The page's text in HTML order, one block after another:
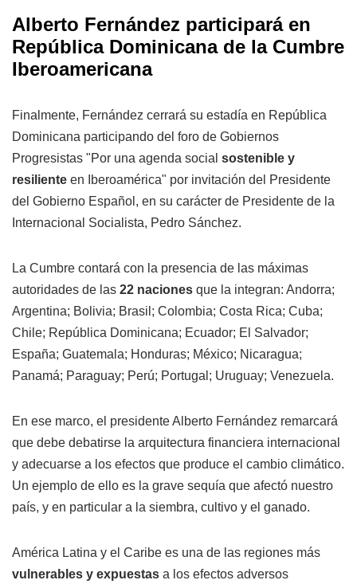
Alberto Fernández participará en
República Dominicana de la Cumbre
Iberoamericana
Finalmente, Fernández cerrará su estadía en República
Dominicana participando del foro de Gobiernos
Progresistas "Por una agenda social sostenible y
resiliente en Iberoamérica" por invitación del Presidente
del Gobierno Español, en su carácter de Presidente de la
Internacional Socialista, Pedro Sánchez.
La Cumbre contará con la presencia de las máximas
autoridades de las 22 naciones que la integran: Andorra;
Argentina; Bolivia; Brasil; Colombia; Costa Rica; Cuba;
Chile; República Dominicana; Ecuador; El Salvador;
España; Guatemala; Honduras; México; Nicaragua;
Panamá; Paraguay; Perú; Portugal; Uruguay; Venezuela.
En ese marco, el presidente Alberto Fernández remarcará
que debe debatirse la arquitectura financiera internacional
y adecuarse a los efectos que produce el cambio climático.
Un ejemplo de ello es la grave sequía que afectó nuestro
país, y en particular a la siembra, cultivo y el ganado.
América Latina y el Caribe es una de las regiones más
vulnerables y expuestas a los efectos adversos